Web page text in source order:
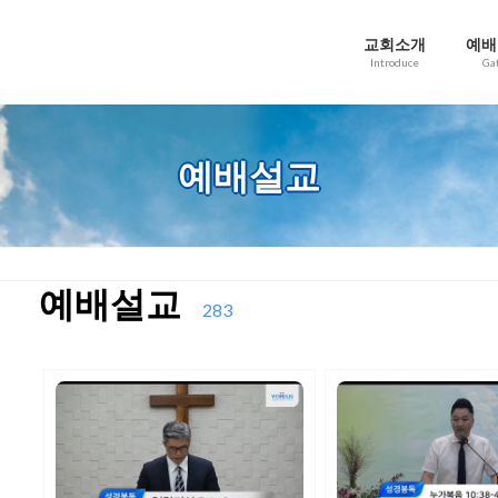
교회소개
Introduce
예
예배설교
예배설교 283